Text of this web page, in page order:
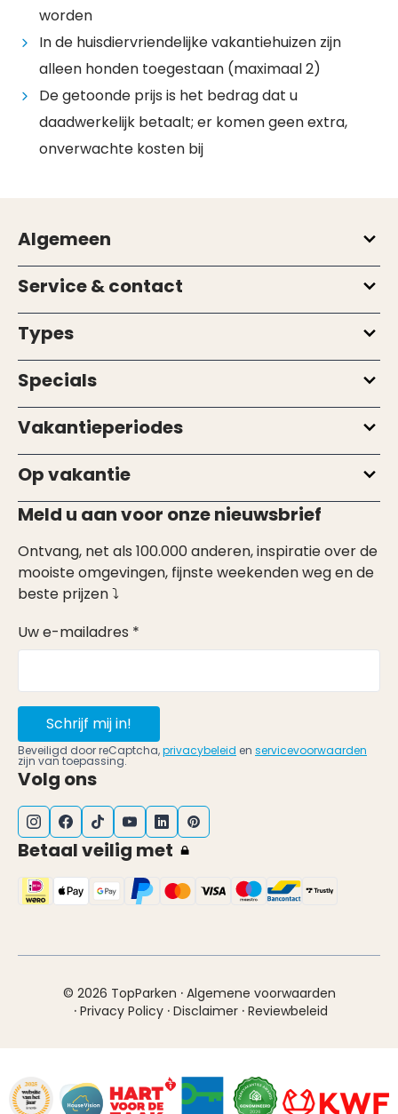
worden
In de huisdiervriendelijke vakantiehuizen zijn
alleen honden toegestaan (maximaal 2)
De getoonde prijs is het bedrag dat u
daadwerkelijk betaalt; er komen geen extra,
onverwachte kosten bij
Algemeen
Service & contact
Types
Specials
Vakantieperiodes
Op vakantie
Meld u aan voor onze nieuwsbrief
Ontvang, net als 100.000 anderen, inspiratie over de
mooiste omgevingen, fijnste weekenden weg en de
beste prijzen ⤵
Uw e-mailadres *
Schrijf mij in!
Beveiligd door reCaptcha,privacybeleid en servicevoorwaarden
zijn van toepassing.
Volg ons
Betaal veilig met
© 2026 TopParken · Algemene voorwaarden
· Privacy Policy · Disclaimer · Reviewbeleid